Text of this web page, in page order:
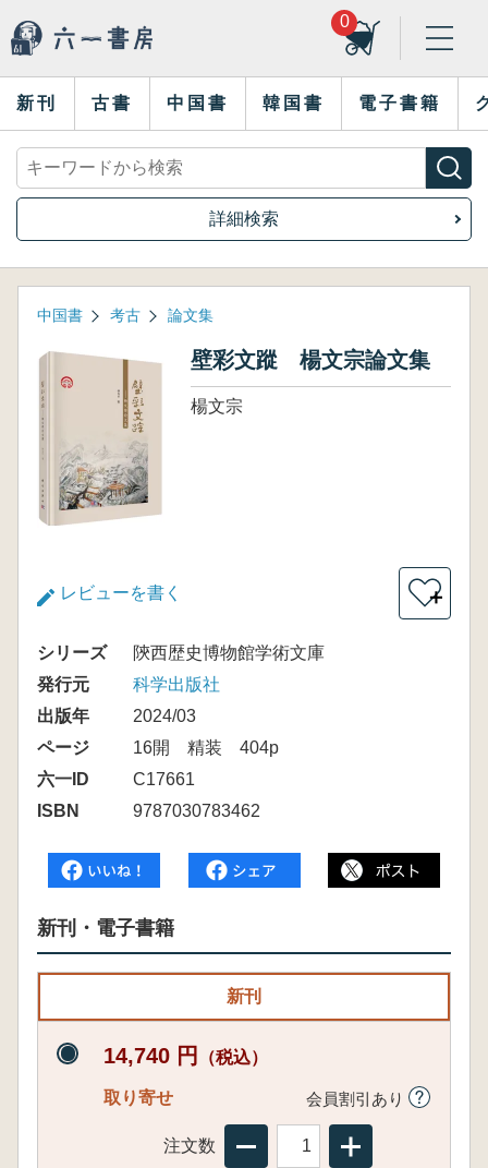
0
新刊 古書 中国書 韓国書 電子書籍
詳細検索
中国書 考古 論文集
壁彩文蹤 楊文宗論文集
楊文宗
レビューを書く ＋
シリーズ
陝西歴史博物館学術文庫
発行元
科学出版社
出版年
2024/03
ページ
16開 精装 404p
六一ID
C17661
ISBN
9787030783462
新刊・電子書籍
新刊
14,740 円 （税込）
取り寄せ 会員割引あり
注文数